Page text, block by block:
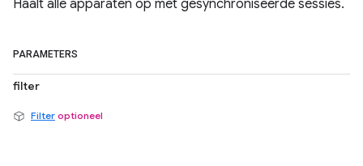
Haalt alle apparaten op met gesynchroniseerde sessies.
PARAMETERS
filter
Filter optioneel